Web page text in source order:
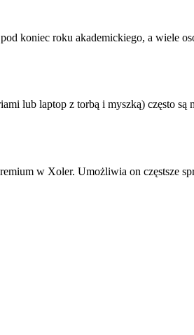
koniec roku akademickiego, a wiele
lub laptop z torbą i myszką) często
w Xoler. Umożliwia on częstsze